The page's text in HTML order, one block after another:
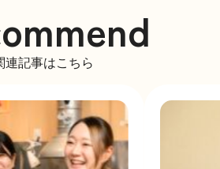
連記事はこちら